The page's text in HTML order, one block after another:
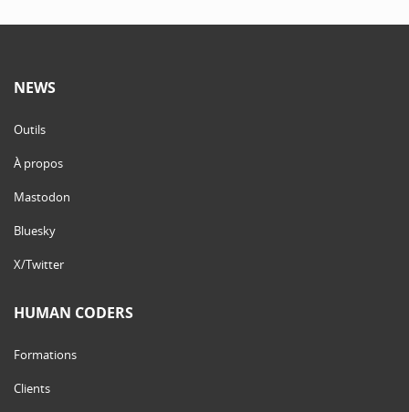
NEWS
Outils
À propos
Mastodon
Bluesky
X/Twitter
HUMAN CODERS
Formations
Clients